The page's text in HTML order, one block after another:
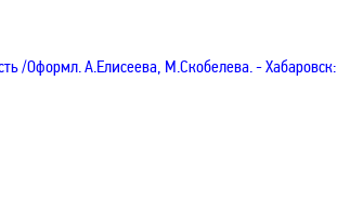
/Оформл. А.Елисеева, М.Скобелева. -